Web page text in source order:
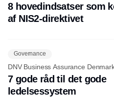
8 hovedindsatser som
af NIS2-direktivet
Governance
DNV Business Assurance
7 gode råd til det gode
ledelsessystem